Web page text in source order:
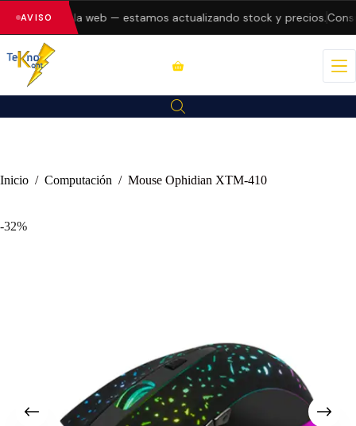
AVISO
errores en la web — estamos actualizando stock y precios.
Inicio / Computación / Mouse Ophidian XTM-410
-32%